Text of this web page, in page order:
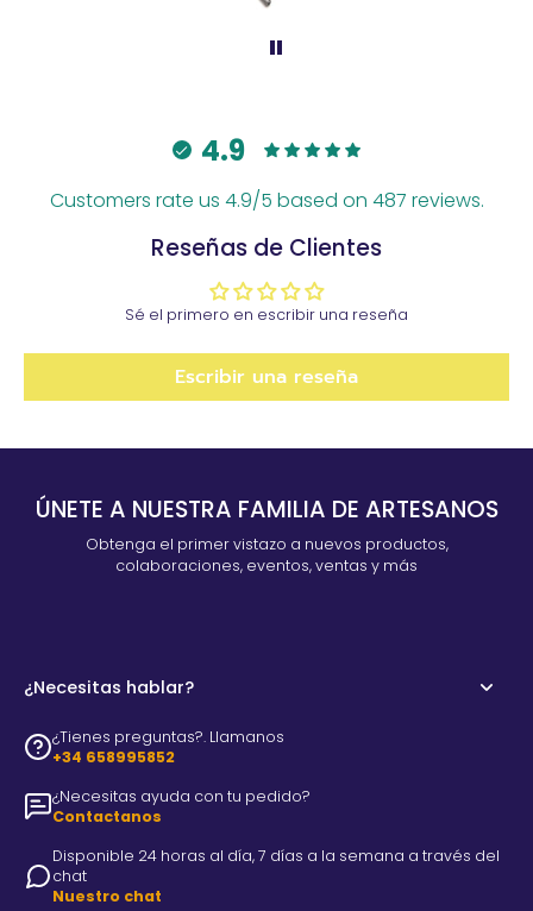
4.9
Customers rate us 4.9/5 based on 487 reviews.
Reseñas de Clientes
Sé el primero en escribir una reseña
Escribir una reseña
ÚNETE A NUESTRA FAMILIA DE ARTESANOS
Obtenga el primer vistazo a nuevos productos,
colaboraciones, eventos, ventas y más
¿Necesitas hablar?
¿Tienes preguntas?. Llamanos
+34 658995852
¿Necesitas ayuda con tu pedido?
Contactanos
Disponible 24 horas al día, 7 días a la semana a través del
chat
Nuestro chat